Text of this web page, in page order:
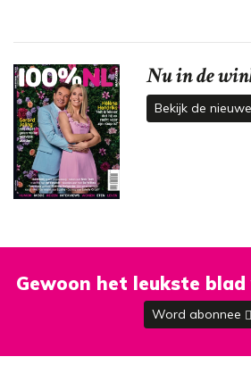
Nu in de
Bekijk de
Gewoon het leukste blad
Word abonnee